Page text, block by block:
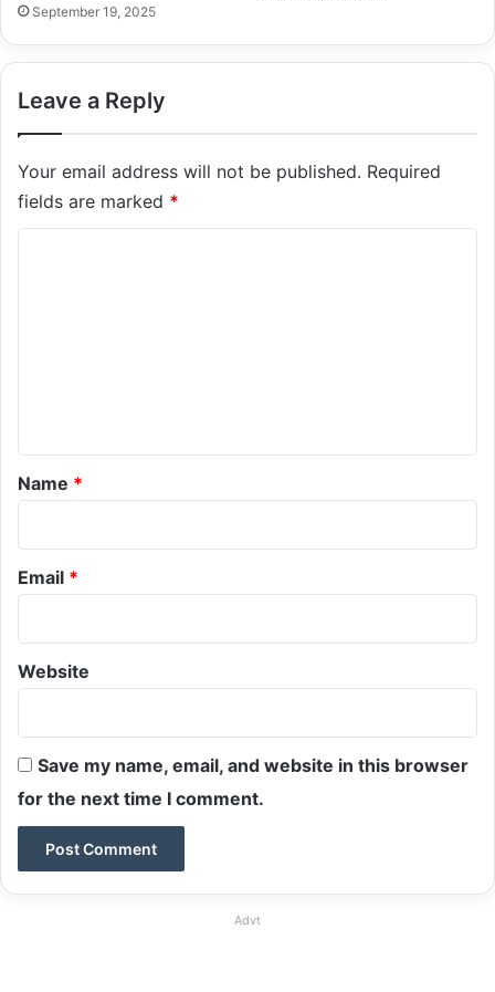
September 19, 2025
Leave a Reply
Your email address will not be published. Required
fields are marked *
*
Name *
Email *
Website
Save my name, email, and website in this browser
for the next time I comment.
Advt